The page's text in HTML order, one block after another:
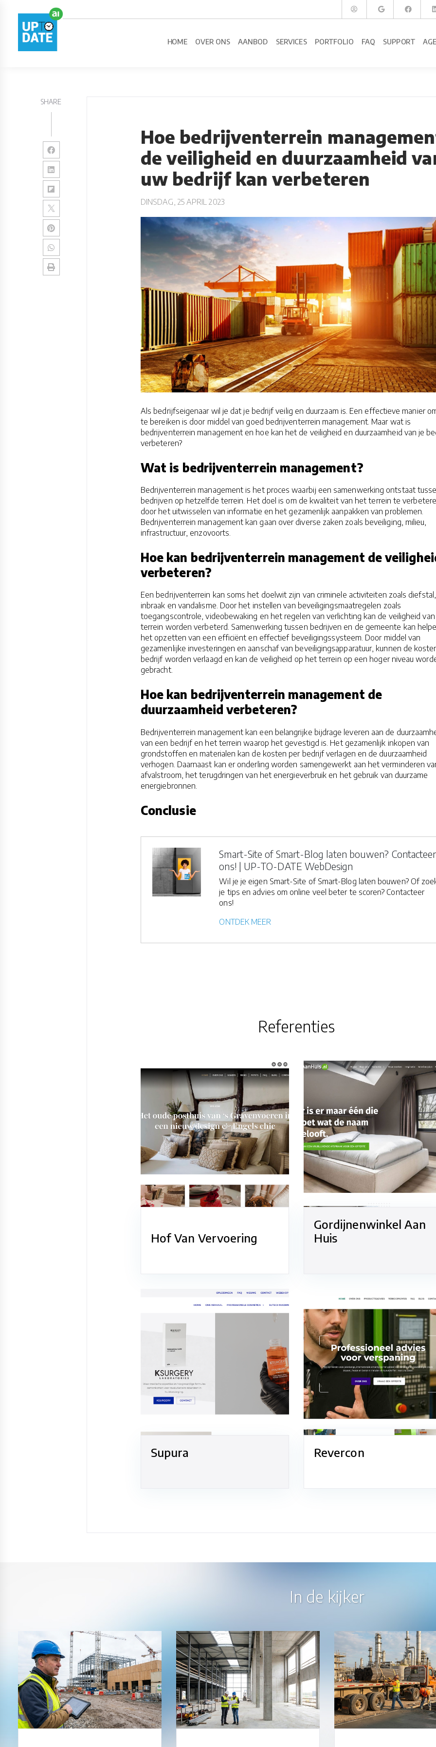
HOME OVER ONS AANBOD SERVICES PORTFOLIO FAQ SUPPORT
SHARE
Hoe bedrijventerrein
de veiligheid en duurzaamheid
uw bedrijf kan verbeteren
DINSDAG, 25 APRIL 2023
Als bedrijfseigenaar wil je dat je bedrijf veilig en duurzaam is. Een effectieve manier
te bereiken is door middel van goed bedrijventerrein management. Maar wat is
bedrijventerrein management en hoe kan het de veiligheid en duurzaamheid van je
verbeteren?
Wat is bedrijventerrein management?
Bedrijventerrein management is het proces waarbij een samenwerking ontstaat
bedrijven op hetzelfde terrein. Het doel is om de kwaliteit van het terrein te
door het uitwisselen van informatie en het gezamenlijk aanpakken van problemen.
Bedrijventerrein management kan gaan over diverse zaken zoals beveiliging, milieu,
infrastructuur, enzovoorts.
Hoe kan bedrijventerrein management de
verbeteren?
Een bedrijventerrein kan soms het doelwit zijn van criminele activiteiten zoals diefstal,
inbraak en vandalisme. Door het instellen van beveiligingsmaatregelen zoals
toegangscontrole, videobewaking en het regelen van verlichting kan de veiligheid
terrein worden verbeterd. Samenwerking tussen bedrijven en de gemeente kan
het opzetten van een efficiënt en effectief beveiligingssysteem. Door middel van
gezamenlijke investeringen en aanschaf van beveiligingsapparatuur, kunnen de
bedrijf worden verlaagd en kan de veiligheid op het terrein op een hoger niveau
gebracht.
Hoe kan bedrijventerrein management de
duurzaamheid verbeteren?
Bedrijventerrein management kan een belangrijke bijdrage leveren aan de
van een bedrijf en het terrein waarop het gevestigd is. Het gezamenlijk inkopen van
grondstoffen en materialen kan de kosten per bedrijf verlagen en de duurzaamheid
verhogen. Daarnaast kan er onderling worden samengewerkt aan het verminderen
afvalstroom, het terugdringen van het energieverbruik en het gebruik van duurzame
energiebronnen.
Conclusie
Smart-Site of Smart-Blog laten bouwen? Contacteer
ons! | UP-TO-DATE WebDesign
Wil je je eigen Smart-Site of Smart-Blog laten bouwen? Of
je tips en advies om online veel beter te scoren? Contacteer
ons!
ONTDEK MEER
Referenties
Hof Van Vervoering
Gordijnenwinkel Aan
Huis
Supura Revercon
In de kijker